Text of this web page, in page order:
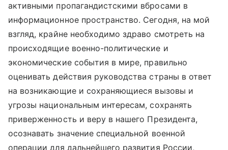
активными пропагандистскими вбросами в
информационное пространство. Сегодня, на мой
взгляд, крайне необходимо здраво смотреть на
происходящие военно-политические и
экономические события в мире, правильно
оценивать действия руководства страны в ответ
на возникающие и сохраняющиеся вызовы и
угрозы национальным интересам, сохранять
приверженность и веру в нашего Президента,
осознавать значение специальной военной
операции для дальнейшего развития России,